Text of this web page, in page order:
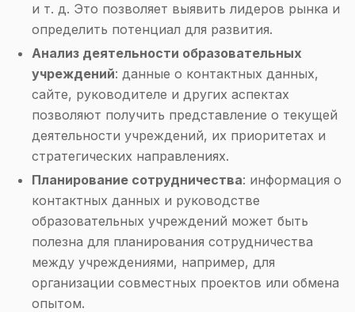
и т. д. Это позволяет выявить лидеров рынка и
определить потенциал для развития.
Анализ деятельности образовательных
учреждений: данные о контактных данных,
сайте, руководителе и других аспектах
позволяют получить представление о текущей
деятельности учреждений, их приоритетах и
стратегических направлениях.
Планирование сотрудничества: информация о
контактных данных и руководстве
образовательных учреждений может быть
полезна для планирования сотрудничества
между учреждениями, например, для
организации совместных проектов или обмена
опытом.